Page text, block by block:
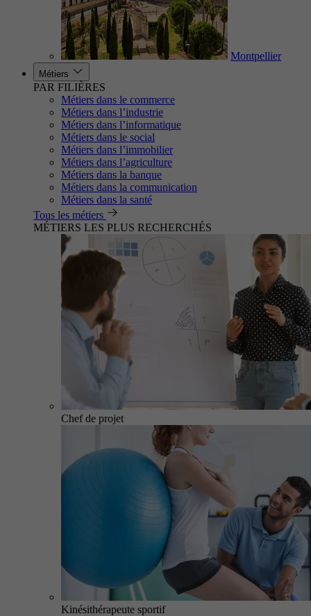
Montpellier
Métiers
PAR FILIÈRES
Métiers dans le commerce
Métiers dans l’industrie
Métiers dans l’informatique
Métiers dans le social
Métiers dans l’immobilier
Métiers dans l’agriculture
Métiers dans la banque
Métiers dans la communication
Métiers dans la santé
Tous les métiers
MÉTIERS LES PLUS RECHERCHÉS
Chef de projet
Kinésithérapeute sportif